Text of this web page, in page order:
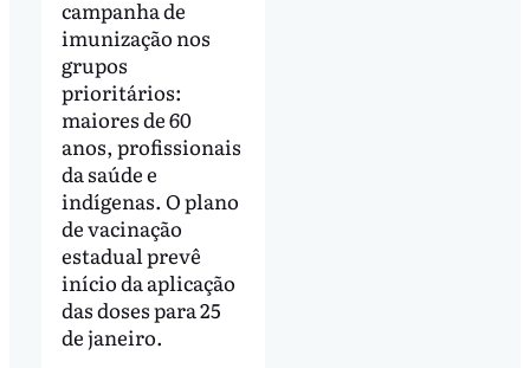
campanha de
imunização nos
grupos
prioritários:
maiores de 60
anos, profissionais
da saúde e
indígenas. O plano
de vacinação
estadual prevê
início da aplicação
das doses para 25
de janeiro.